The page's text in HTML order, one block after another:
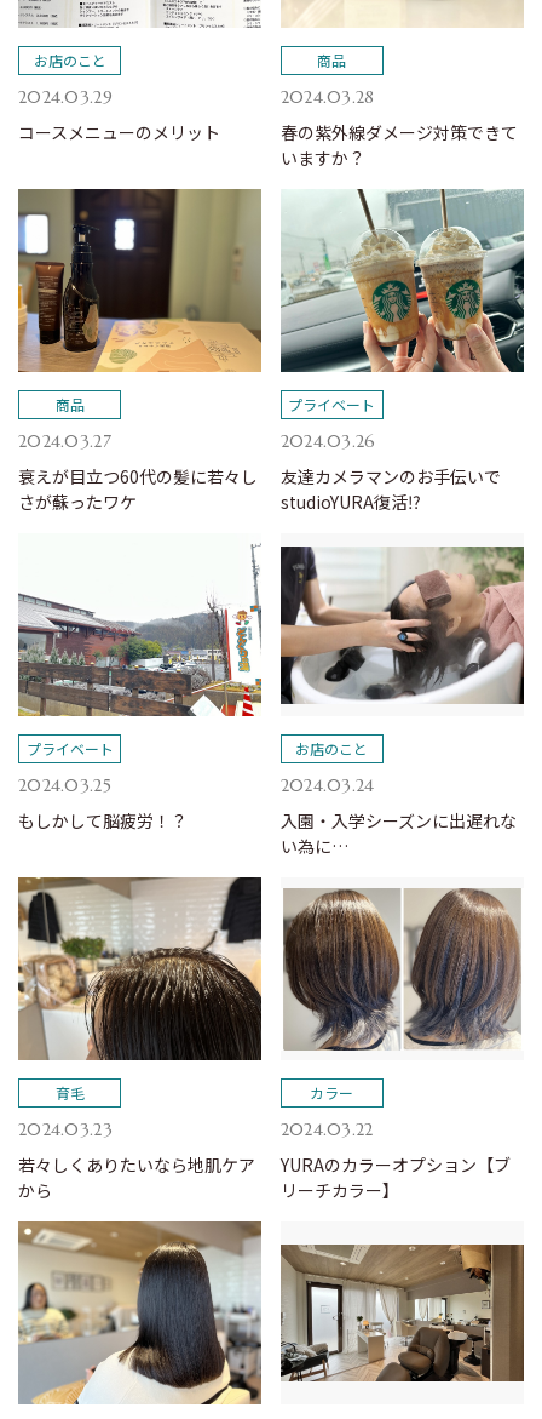
お店のこと
2024.03.29
コースメニューのメリット
商品
2024.03.28
春の紫外線ダメージ対策できて
いますか？
商品
2024.03.27
衰えが目立つ60代の髪に若々し
さが蘇ったワケ
プライベート
2024.03.26
友達カメラマンのお手伝いで
studioYURA復活⁉︎
プライベート
2024.03.25
もしかして脳疲労！？
お店のこと
2024.03.24
入園・入学シーズンに出遅れな
い為に…
育毛
2024.03.23
若々しくありたいなら地肌ケア
から
カラー
2024.03.22
YURAのカラーオプション【ブ
リーチカラー】